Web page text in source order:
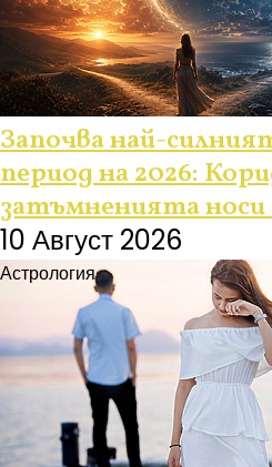
Започва най-
период на 2026:
затъмненията
10 Август 2026
Астрология